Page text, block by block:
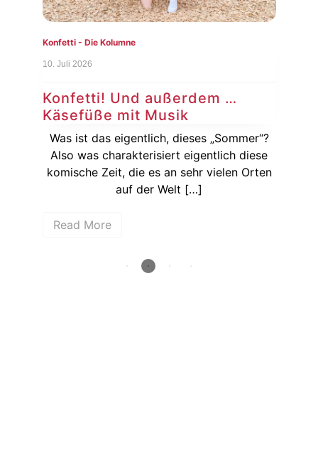
Konfetti - Die Kolumne
10. Juli 2026
Konfetti! Und außerdem …
Käsefüße mit Musik
Was ist das eigentlich, dieses „Sommer“?
Also was charakterisiert eigentlich diese
komische Zeit, die es an sehr vielen Orten
auf der Welt […]
Read More